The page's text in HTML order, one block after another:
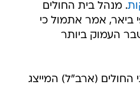
. מנהל בית החולים
ביאר, אמר אתמול כי
העמוק ביותר
החולים (ארב"ל) המייצג